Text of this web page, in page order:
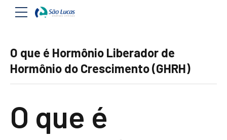
O que é Hormônio Liberador de
Hormônio do Crescimento (GHRH)
O que é